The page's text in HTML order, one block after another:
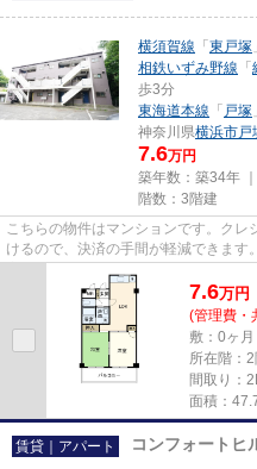
横須賀線 「 東戸塚
相鉄いずみ野線 「
歩3分
東海道本線 「 戸塚
神奈川県横浜市戸
7.6万円
築年数：築34年
階数：3階建
こちらの物件はマンションです。ク
けるので、決済の手間が軽減できま
7.6万円
(管理費・
敷：0ヶ
所在階：
間取り：
面積：
賃貸｜アパート コンフォート